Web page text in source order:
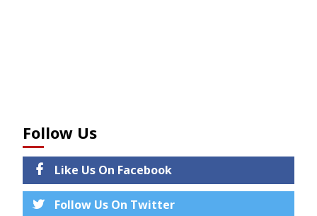
Follow Us
Like Us On Facebook
Follow Us On Twitter